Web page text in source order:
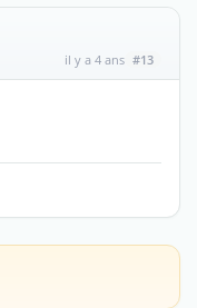
il y a 4 ans #13